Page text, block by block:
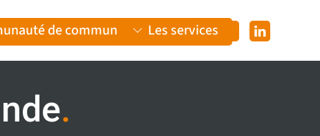
de communes Les services
.